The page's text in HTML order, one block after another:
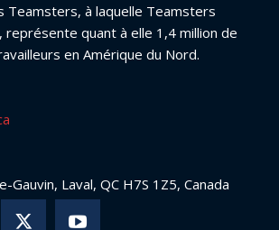
Teamsters, à laquelle Teamsters
représente quant à elle 1,4 million de
en Amérique du Nord.
Gauvin, Laval, QC H7S 1Z5, Canada